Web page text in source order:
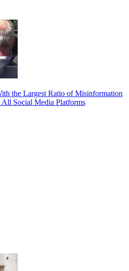
the Largest Ratio of Misinformation
Social Media Platforms